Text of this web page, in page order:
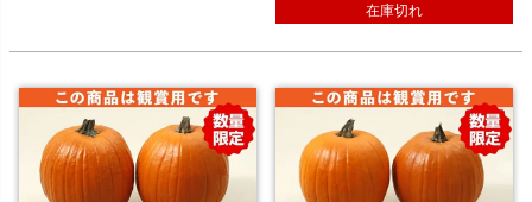
在庫切れ